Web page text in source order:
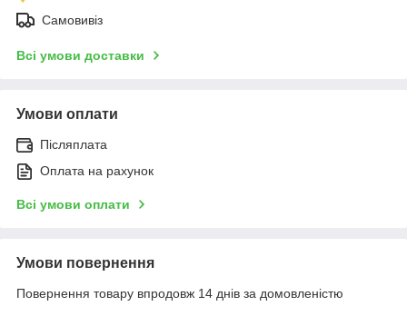
Самовивіз
Всі умови доставки
Умови оплати
Післяплата
Оплата на рахунок
Всі умови оплати
Умови повернення
Повернення товару впродовж 14 днів за домовленістю